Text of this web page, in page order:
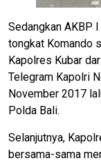
Sedangkan AKBP
tongkat Komando
Kapolres Kubar
Telegram Kapolri
November 2017
Polda Bali.
Selanjutnya,
bersama-sama